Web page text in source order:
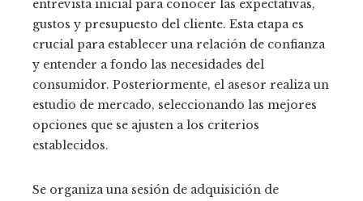
entrevista inicial para conocer las expectativas,
gustos y presupuesto del cliente. Esta etapa es
crucial para establecer una relación de confianza
y entender a fondo las necesidades del
consumidor. Posteriormente, el asesor realiza un
estudio de mercado, seleccionando las mejores
opciones que se ajusten a los criterios
establecidos.
Se organiza una sesión de adquisición de